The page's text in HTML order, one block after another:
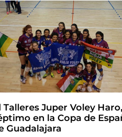
Talleres Juper Voley
en la Copa de
Guadalajara